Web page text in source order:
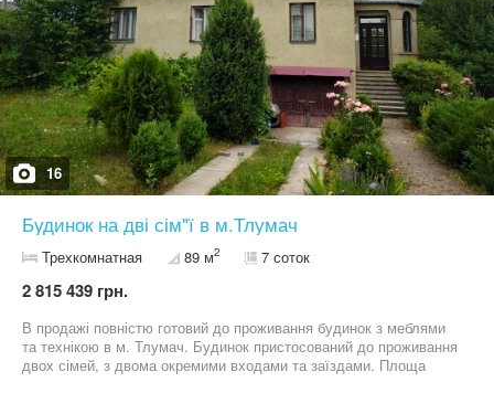
16
Будинок на дві сім"ї в м.Тлумач
Трехкомнатная 89 м2 7 соток
2 815 439 грн.
В продажі повністю готовий до проживання будинок з меблями
та технікою в м. Тлумач. Будинок пристосований до проживання
двох сімей, з двома окремими входами та заїздами. Площа